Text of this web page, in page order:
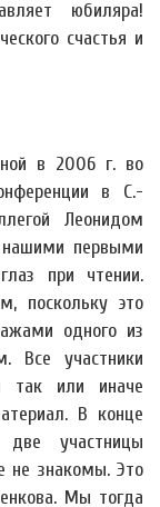
юбиляра!
счастья и
в 2006 г. во
в С.-
Леонидом
нашими первыми
при чтении.
поскольку это
одного из
Все участники
так или иначе
В конце
участницы
не знакомы. Это
Мы тогда